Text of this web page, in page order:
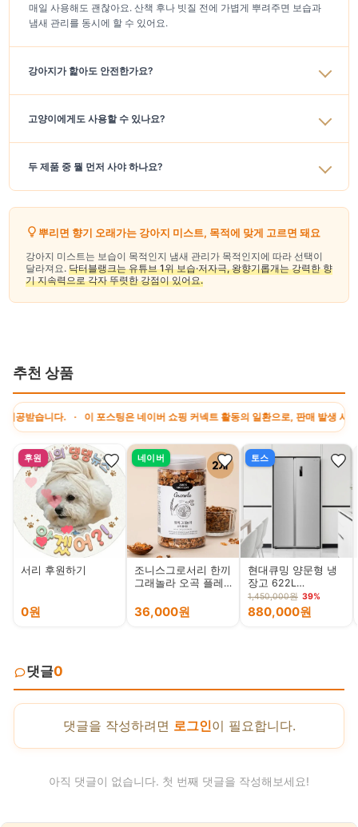
매일 사용해도 괜찮아요. 산책 후나 빗질 전에 가볍게 뿌려주면 보습과
냄새 관리를 동시에 할 수 있어요.
강아지가 핥아도 안전한가요?
고양이에게도 사용할 수 있나요?
두 제품 중 뭘 먼저 사야 하나요?
뿌리면 향기 오래가는 강아지 미스트, 목적에 맞게 고르면 돼요
강아지 미스트는 보습이 목적인지 냄새 관리가 목적인지에 따라 선택이
달라져요. 닥터블랭크는 유튜브 1위 보습·저자극, 왕향기롭개는 강력한 향
기 지속력으로 각자 뚜렷한 강점이 있어요.
추천 상품
니다. · 이 포스팅은 네이버 쇼핑 커넥트 활동의 일환으로, 판매 발생 시 수
후원
서리 후원하기
0원
네이버
조니스그로서리 한끼
그래놀라 오곡 플레
밀 현미 시리얼 260g
36,000원
토스
현대큐밍 양문형 냉
장고 622L
QRSE62TS3T, 실버
1,450,000원 39%
880,000원
댓글0
댓글을 작성하려면 로그인이 필요합니다.
아직 댓글이 없습니다. 첫 번째 댓글을 작성해보세요!